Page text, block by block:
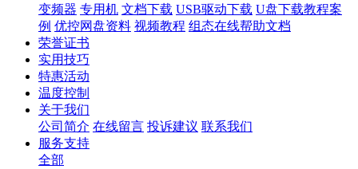
变频器 专用机 文档下载 USB驱动下载 U盘下载教程案
例 优控网盘资料 视频教程 组态在线帮助文档
荣誉证书
实用技巧
特惠活动
温度控制
关于我们
公司简介 在线留言 投诉建议 联系我们
服务支持
全部